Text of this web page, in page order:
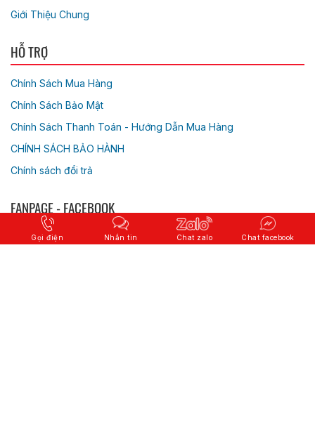
Giới Thiệu Chung
HỖ TRỢ
Chính Sách Mua Hàng
Chính Sách Bảo Mật
Chính Sách Thanh Toán - Hướng Dẫn Mua Hàng
CHÍNH SÁCH BẢO HÀNH
Chính sách đổi trả
FANPAGE - FACEBOOK
Gọi điện Nhắn tin Chat zalo Chat facebook